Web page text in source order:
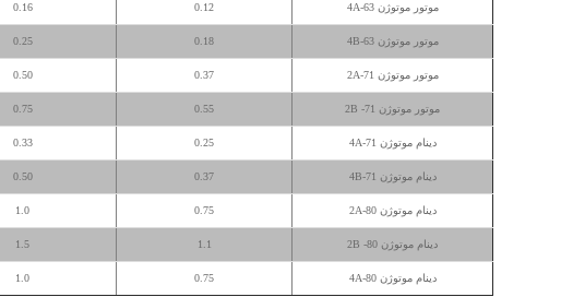
موتور موتوژن 63-4A 0.12
0.16
موتور موتوژن 63-4B 0.18
0.25
موتور موتوژن 71-2A 0.37
0.50
موتور موتوژن 71- 2B
0.55
0.75
دینام موتوژن 71-4A 0.25
0.33
دینام موتوژن 71-4B 0.37
0.50
دینام موتوژن 80-2A 0.75
1.0
دینام موتوژن 80- 2B
1.1
1.5
دینام موتوژن 80-4A 0.75
1.0